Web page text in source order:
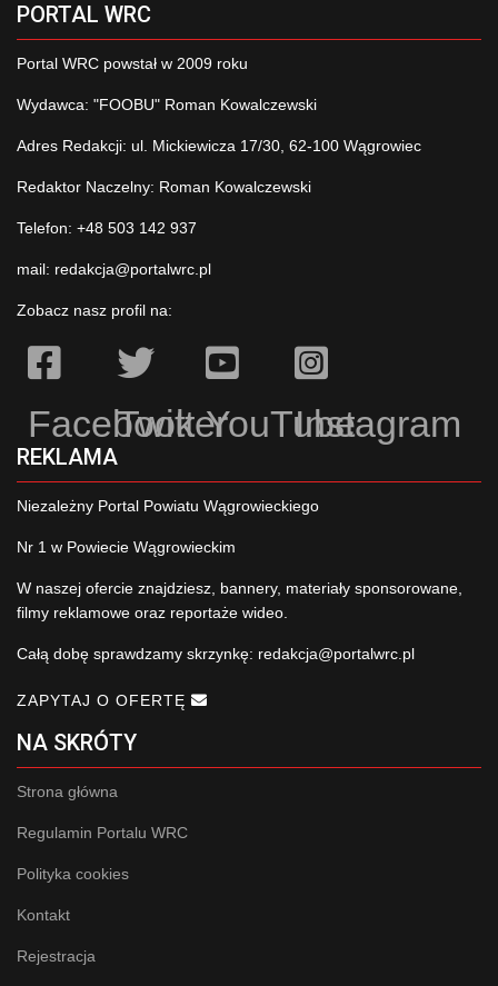
PORTAL WRC
Portal WRC powstał w 2009 roku
Wydawca: "FOOBU" Roman Kowalczewski
Adres Redakcji: ul. Mickiewicza 17/30, 62-100 Wągrowiec
Redaktor Naczelny: Roman Kowalczewski
Telefon: +48 503 142 937
mail: redakcja@portalwrc.pl
Zobacz nasz profil na:
Facebook
TwitterYouTubeInstagram
REKLAMA
Niezależny Portal Powiatu Wągrowieckiego
Nr 1 w Powiecie Wągrowieckim
W naszej ofercie znajdziesz, bannery, materiały sponsorowane,
filmy reklamowe oraz reportaże wideo.
Całą dobę sprawdzamy skrzynkę: redakcja@portalwrc.pl
ZAPYTAJ O OFERTĘ
NA SKRÓTY
Strona główna
Regulamin Portalu WRC
Polityka cookies
Kontakt
Rejestracja